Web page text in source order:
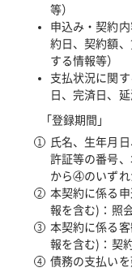
等）
申込み・契約
約日、契約額
する情報等）
支払状況に関
日、完済日、延
「登録期間」
氏名、生年月
許証等の番号
から④のいずれ
本契約に係る
報を含む)：照
本契約に係る
報を含む)：契
債務の支払い